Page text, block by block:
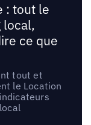
: tout le
local,
ce que
tout et
le Location